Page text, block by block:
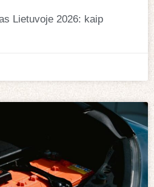
Lietuvoje 2026: kaip